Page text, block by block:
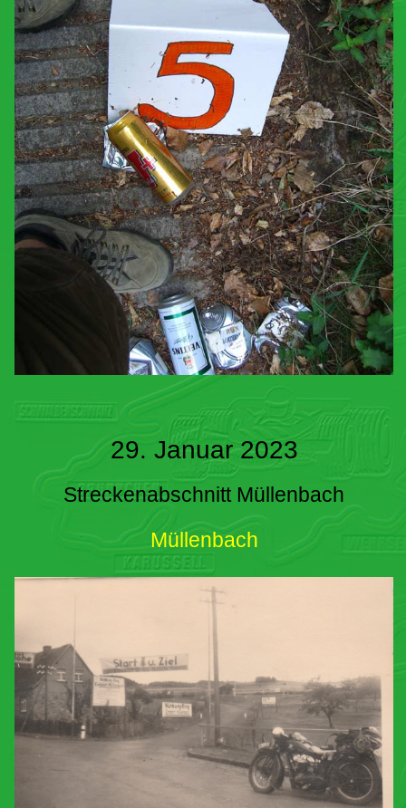
29. Januar 2023
Streckenabschnitt Müllenbach
Müllenbach